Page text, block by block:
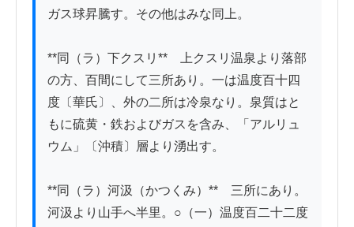
ガス球昇騰す。その他はみな同上。
**同（ラ）下クスリ**　上クスリ温泉より落部
の方、百間にして三所あり。一は温度百十四
度〔華氏〕、外の二所は冷泉なり。泉質はと
もに硫黄・鉄およびガスを含み、「アルリュ
ウム」〔沖積〕層より湧出す。
**同（ラ）河汲（かつくみ）**　三所にあり。
河汲より山手へ半里。○（一）温度百二十二度